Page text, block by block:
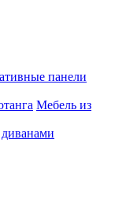
панели
Мебель из